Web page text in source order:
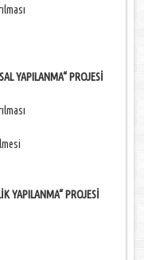
YAPILANMA“ PROJESİ
YAPILANMA“ PROJESİ